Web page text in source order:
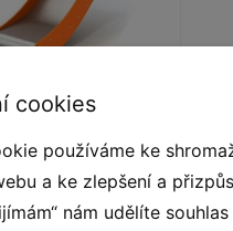
ocel a
z nerezové
304. Boční panely z
mm HDPE.
cookies
používáme ke
a ke zlepšení a
nám udělíte